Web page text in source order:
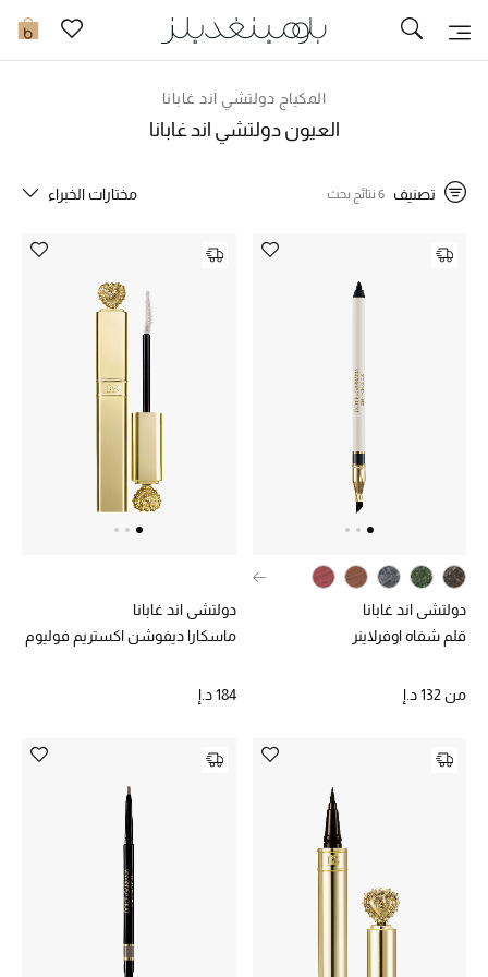
0 تخفيضات
مزيد من التخفيضات
النساء
مستلزمات المنزل
تسوقوا الآن
الحقائب النسائية
المكياج دولتشي اند غابانا
العيون دولتشي اند غابانا
تصنيف 6 نتائج بحث مختارات الخبراء
دولتشي اند غابانا
قلم شفاه اوفرلاينر
من132 د.إ
دولتشي اند غابانا
ماسكارا ديفوشن اكستريم فوليوم
184 د.إ